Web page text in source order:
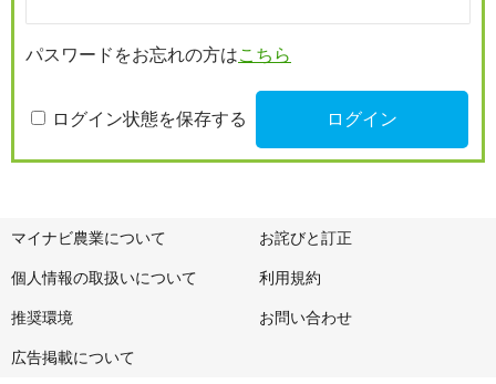
パスワードをお忘れの方はこちら
ログイン状態を保存する
マイナビ農業について お詫びと訂正
個人情報の取扱いについて 利用規約
推奨環境 お問い合わせ
広告掲載について